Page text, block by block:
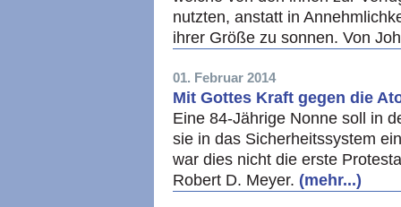
nutzten, anstatt in
ihrer Größe zu sonnen. Von
01. Februar 2014
Mit Gottes Kraft gegen die
Eine 84-Jährige Nonne soll in
sie in das Sicherheitssystem
war dies nicht die erste
Robert D. Meyer. (mehr...)